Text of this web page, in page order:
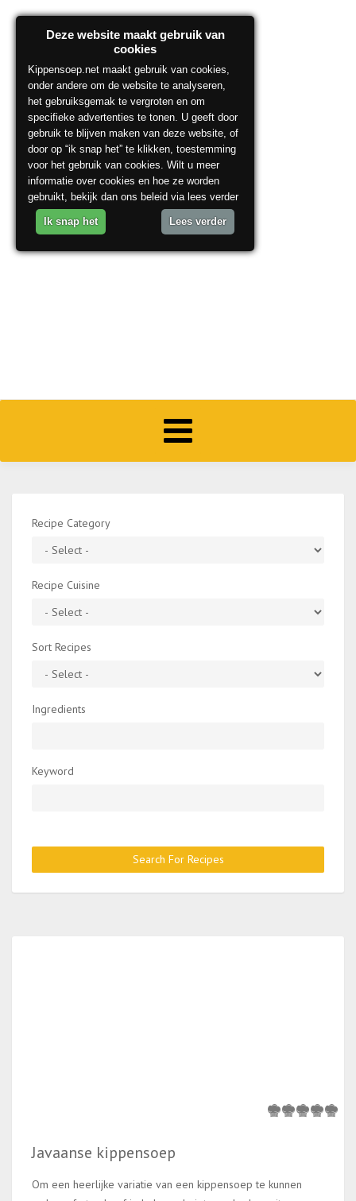
Toggle
navigation
Recipe Category
Recipe Cuisine
Sort Recipes
Ingredients
Keyword
Search For Recipes
Javaanse kippensoep
Om een heerlijke variatie van een kippensoep te kunnen
Deze website maakt gebruik van
cookies
Kippensoep.net maakt gebruik van cookies,
onder andere om de website te analyseren,
het gebruiksgemak te vergroten en om
specifieke advertenties te tonen. U geeft door
gebruik te blijven maken van deze website, of
door op “ik snap het” te klikken, toestemming
voor het gebruik van cookies. Wilt u meer
informatie over cookies en hoe ze worden
gebruikt, bekijk dan ons beleid via lees verder
Ik snap het Lees verder